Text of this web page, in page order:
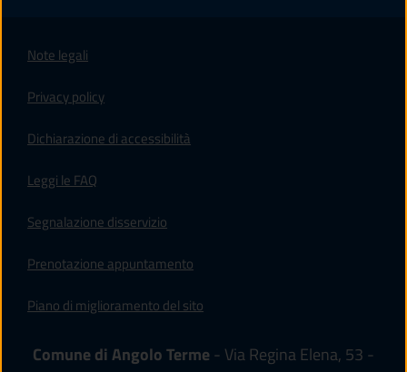
Note legali
Privacy policy
Dichiarazione di accessibilità
Leggi le FAQ
Segnalazione disservizio
Prenotazione appuntamento
Piano di miglioramento del sito
Comune di Angolo Terme- Via Regina Elena, 53 -